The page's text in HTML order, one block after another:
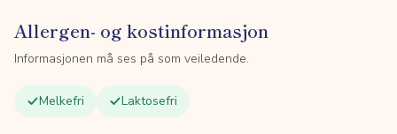
Allergen- og kostinformasjon
Informasjonen må ses på som veiledende.
Melkefri Laktosefri